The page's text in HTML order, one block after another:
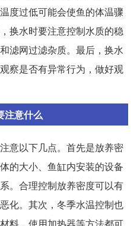
度过低可能会使鱼的体温骤
换水时要注意控制水质的稳
滤网过滤杂质。最后，换水
察是否有异常行为，做好观
注意什么
意以下几点。首先是放养密
的大小、鱼缸内安装的设备
。合理控制放养密度可以有
化。其次，冬季水温控制也
料，使用加热器等方法都可